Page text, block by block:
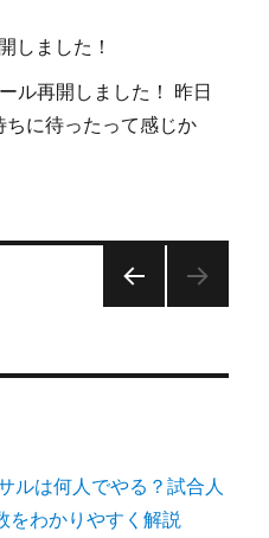
ル再開しました！ 昨日
ちに待ったって感じか
ルは何人でやる？試合人
をわかりやすく解説